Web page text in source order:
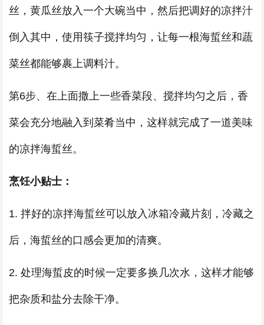
丝，黄瓜丝放入一个大碗当中，然后把调好的凉拌汁
倒入其中，使用筷子搅拌均匀，让每一根海蜇丝和蔬
菜丝都能够裹上调料汁。
第6步、在上面撒上一些香菜段、搅拌均匀之后，香
菜会充分地融入到菜肴当中，这样就完成了一道美味
的凉拌海蜇丝。
烹饪小贴士：
1. 拌好的凉拌海蜇丝可以放入冰箱冷藏片刻，冷藏之
后，海蜇丝的口感会更加的清爽。
2. 处理海蜇皮的时候一定要多换几次水，这样才能够
把杂质和盐分去除干净。